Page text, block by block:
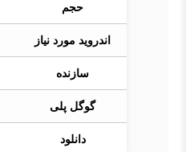
حجم
اندروید مورد نیاز
سازنده
گوگل پلی
دانلود